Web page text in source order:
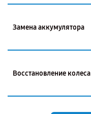
Замена аккумулятора
Восстановление колеса